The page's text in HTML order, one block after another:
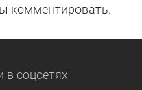
комментировать.
в соцсетях